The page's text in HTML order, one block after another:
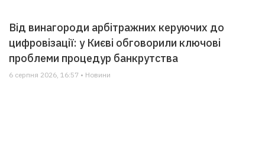
Від винагороди арбітражних керуючих до
цифровізації: у Києві обговорили ключові
проблеми процедур банкрутства
6 серпня 2026, 16:57 • Новини